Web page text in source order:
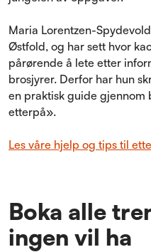
Maria Lorentzen-
Østfold, og har sett hvor
pårørende å lete etter
brosjyrer. Derfor har hun
en praktisk guide gjennom
etterpå».
Les våre hjelp og tips til
Boka alle
ingen vil ha